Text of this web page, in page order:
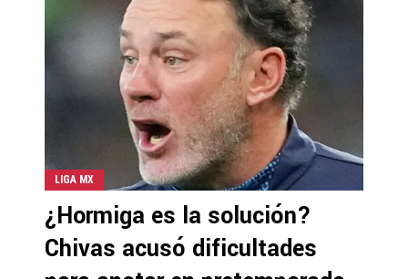
LIGA MX
¿Hormiga es la solución?
Chivas acusó dificultades